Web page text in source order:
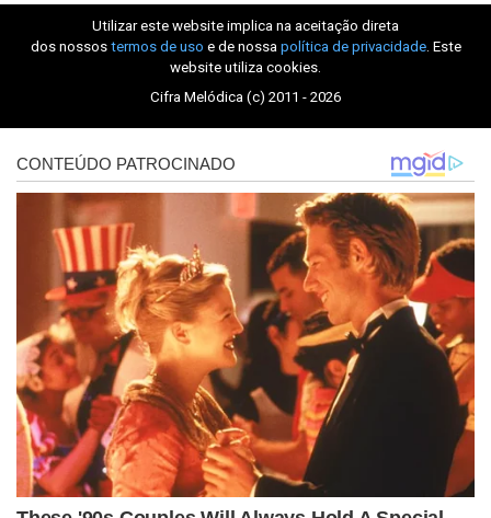
Utilizar este website implica na aceitação direta
dos nossos termos de uso e de nossa política de privacidade. Este
website utiliza cookies.
Cifra Melódica (c) 2011 - 2026